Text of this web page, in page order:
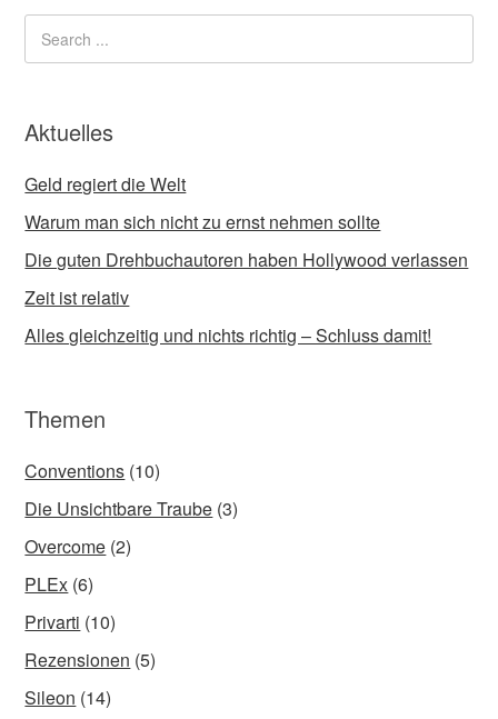
Aktuelles
Geld regiert die Welt
Warum man sich nicht zu ernst nehmen sollte
Die guten Drehbuchautoren haben Hollywood verlassen
Zeit ist relativ
Alles gleichzeitig und nichts richtig – Schluss damit!
Themen
Conventions (10)
Die Unsichtbare Traube (3)
Overcome (2)
PLEx (6)
Privarti (10)
Rezensionen (5)
Sileon (14)